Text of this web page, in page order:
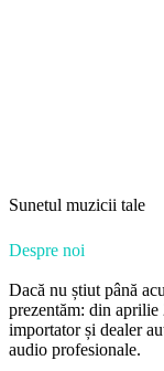
Sunetul muzicii tale
Despre noi
Dacă nu știut până
prezentăm: din
importator și dealer
audio profesionale.